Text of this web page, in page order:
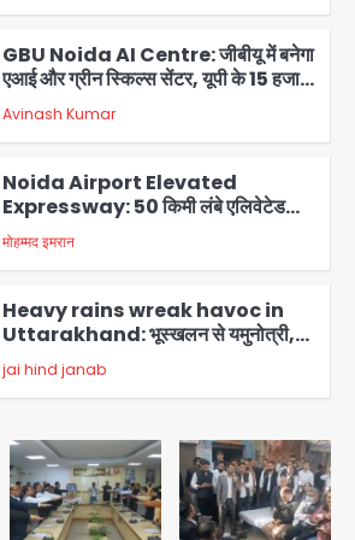
GBU Noida AI Centre: जीबीयू में बनेगा
एआई और ग्रीन स्किल्स सेंटर, यूपी के 15 हजार
युवाओं को मिलेगा फ्री ट्रेनिंग
Avinash Kumar
Noida Airport Elevated
Expressway: 50 किमी लंबे एलिवेटेड
एक्सप्रेसवे से दिल्ली-हरियाणा से सीधे जुड़ेगा
नोएडा एयरपोर्ट, 4000 करोड़ रुपये की लागत
से बनेगा 6-लेन एक्सप्रेसवे
मोहम्मद इमरान
Heavy rains wreak havoc in
Uttarakhand: भूस्खलन से यमुनोत्री,
केदारनाथ और सिमली-ग्वालदम हाईवे बंद,
चमोली-उत्तरकाशी में श्रद्धालु फंसे, नदियां खतरे
के निशान के पार
jai hind janab
Air India Flight Turbulence: हवा
में 5 मिनट तक कांपी फ्लाइट, क्रू मेंबर्स को रीढ़
की हड्डी में गंभीर चोट; नागरिक उड्डयन मंत्री
पहुंचे अस्पताल
Avinash Kumar